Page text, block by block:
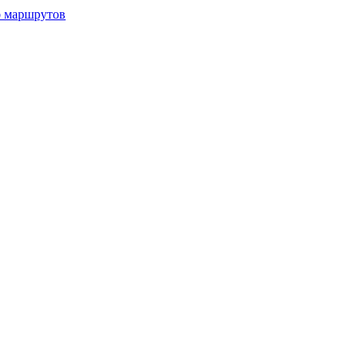
маршрутов